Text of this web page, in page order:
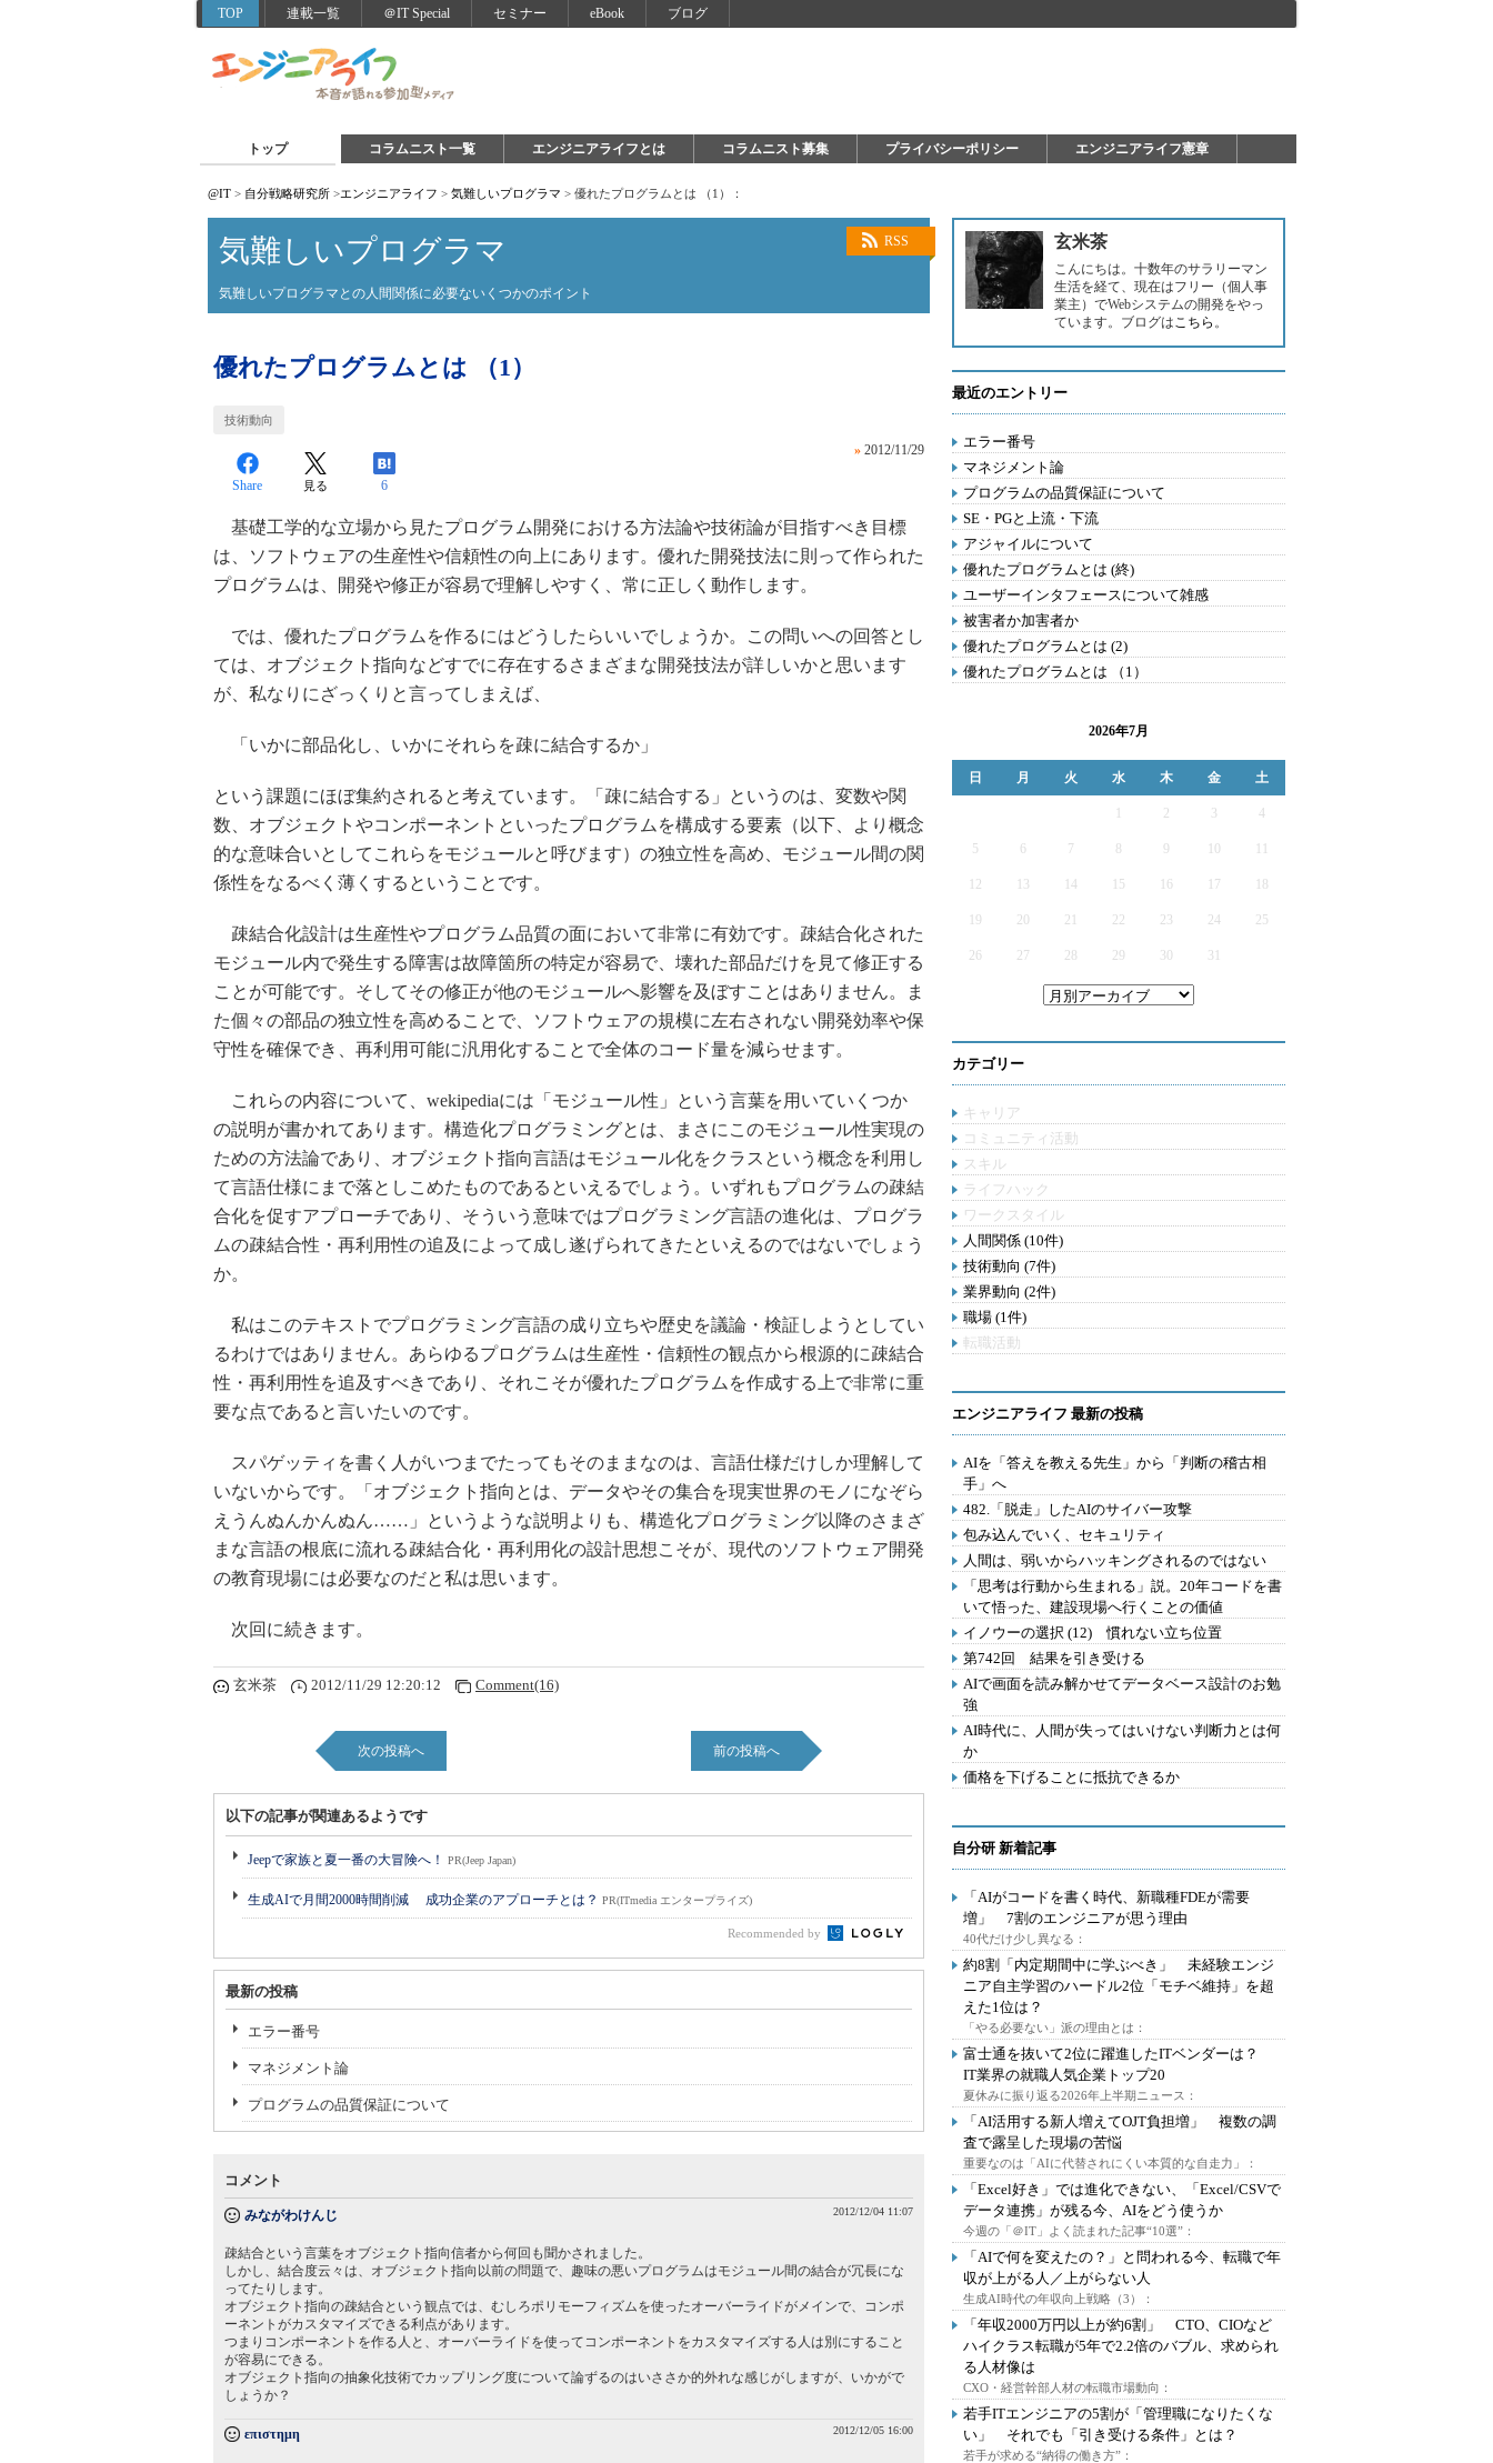
TOP 連載一覧 ＠IT Special セミナー eBook ブログ
トップ コラムニスト一覧 エンジニアライフとは コラムニスト募集 プライバシーポリシー エンジニアライフ憲章
@IT > 自分戦略研究所 >エンジニアライフ > 気難しいプログラマ > 優れたプログラムとは （1）：
RSS
気難しいプログラマ
気難しいプログラマとの人間関係に必要ないくつかのポイント
優れたプログラムとは （1）
技術動向
» 2012/11/29
Share 見る 6
基礎工学的な立場から見たプログラム開発における方法論や技術論が目指すべき目標
は、ソフトウェアの生産性や信頼性の向上にあります。優れた開発技法に則って作られた
プログラムは、開発や修正が容易で理解しやすく、常に正しく動作します。
では、優れたプログラムを作るにはどうしたらいいでしょうか。この問いへの回答とし
ては、オブジェクト指向などすでに存在するさまざまな開発技法が詳しいかと思います
が、私なりにざっくりと言ってしまえば、
「いかに部品化し、いかにそれらを疎に結合するか」
という課題にほぼ集約されると考えています。「疎に結合する」というのは、変数や関
数、オブジェクトやコンポーネントといったプログラムを構成する要素（以下、より概念
的な意味合いとしてこれらをモジュールと呼びます）の独立性を高め、モジュール間の関
係性をなるべく薄くするということです。
疎結合化設計は生産性やプログラム品質の面において非常に有効です。疎結合化された
モジュール内で発生する障害は故障箇所の特定が容易で、壊れた部品だけを見て修正する
ことが可能です。そしてその修正が他のモジュールへ影響を及ぼすことはありません。ま
た個々の部品の独立性を高めることで、ソフトウェアの規模に左右されない開発効率や保
守性を確保でき、再利用可能に汎用化することで全体のコード量を減らせます。
これらの内容について、wekipediaには「モジュール性」という言葉を用いていくつか
の説明が書かれてあります。構造化プログラミングとは、まさにこのモジュール性実現の
ための方法論であり、オブジェクト指向言語はモジュール化をクラスという概念を利用し
て言語仕様にまで落としこめたものであるといえるでしょう。いずれもプログラムの疎結
合化を促すアプローチであり、そういう意味ではプログラミング言語の進化は、プログラ
ムの疎結合性・再利用性の追及によって成し遂げられてきたといえるのではないでしょう
か。
私はこのテキストでプログラミング言語の成り立ちや歴史を議論・検証しようとしてい
るわけではありません。あらゆるプログラムは生産性・信頼性の観点から根源的に疎結合
性・再利用性を追及すべきであり、それこそが優れたプログラムを作成する上で非常に重
要な点であると言いたいのです。
スパゲッティを書く人がいつまでたってもそのままなのは、言語仕様だけしか理解して
いないからです。「オブジェクト指向とは、データやその集合を現実世界のモノになぞら
えうんぬんかんぬん……」というような説明よりも、構造化プログラミング以降のさまざ
まな言語の根底に流れる疎結合化・再利用化の設計思想こそが、現代のソフトウェア開発
の教育現場には必要なのだと私は思います。
次回に続きます。
玄米茶 2012/11/29 12:20:12 Comment(16)
次の投稿へ 前の投稿へ
以下の記事が関連あるようです
Jeepで家族と夏一番の大冒険へ！ PR(Jeep Japan)
生成AIで月間2000時間削減 成功企業のアプローチとは？ PR(ITmedia エンタープライズ)
Recommended by
最新の投稿
エラー番号
マネジメント論
プログラムの品質保証について
コメント
みながわけんじ 2012/12/04 11:07
疎結合という言葉をオブジェクト指向信者から何回も聞かされました。
しかし、結合度云々は、オブジェクト指向以前の問題で、趣味の悪いプログラムはモジュール間の結合が冗長にな
ってたりします。
オブジェクト指向の疎結合という観点では、むしろポリモーフィズムを使ったオーバーライドがメインで、コンポ
ーネントがカスタマイズできる利点があります。
つまりコンポーネントを作る人と、オーバーライドを使ってコンポーネントをカスタマイズする人は別にすること
が容易にできる。
オブジェクト指向の抽象化技術でカップリング度について論ずるのはいささか的外れな感じがしますが、いかがで
しょうか？
επιστημη 2012/12/05 16:00
玄米茶
こんにちは。十数年のサラリーマン
生活を経て、現在はフリー（個人事
業主）でWebシステムの開発をやっ
ています。ブログはこちら 。
最近のエントリー
エラー番号
マネジメント論
プログラムの品質保証について
SE・PGと上流・下流
アジャイルについて
優れたプログラムとは (終)
ユーザーインタフェースについて雑感
被害者か加害者か
優れたプログラムとは (2)
優れたプログラムとは （1）
2026年7月
日 月 火 水 木 金 土
2 3 4
5 6 7 9
12 13 14 15 16 17
19 20 21 22 23 24 25
26 27 28 29 30 31
カテゴリー
キャリア
コミュニティ活動
スキル
ライフハック
ワークスタイル
人間関係 (10件)
技術動向 (7件)
業界動向 (2件)
職場 (1件)
転職活動
エンジニアライフ 最新の投稿
AIを「答えを教える先生」から「判断の稽古相
手」へ
482.「脱走」したAIのサイバー攻撃
包み込んでいく、セキュリティ
人間は、弱いからハッキングされるのではない
「思考は行動から生まれる」説。20年コードを書
いて悟った、建設現場へ行くことの価値
イノウーの選択 (12) 慣れない立ち位置
第742回 結果を引き受ける
AIで画面を読み解かせてデータベース設計のお勉
強
AI時代に、人間が失ってはいけない判断力とは何
か
価格を下げることに抵抗できるか
自分研 新着記事
「AIがコードを書く時代、新職種FDEが需要
増」 7割のエンジニアが思う理由
40代だけ少し異なる：
約8割「内定期間中に学ぶべき」 未経験エンジ
ニア自主学習のハードル2位「モチベ維持」を超
えた1位は？
「やる必要ない」派の理由とは：
富士通を抜いて2位に躍進したITベンダーは？
IT業界の就職人気企業トップ20
夏休みに振り返る2026年上半期ニュース：
「AI活用する新人増えてOJT負担増」 複数の調
査で露呈した現場の苦悩
重要なのは「AIに代替されにくい本質的な自走力」：
「Excel好き」では進化できない、「Excel/CSVで
データ連携」が残る今、AIをどう使うか
今週の「＠IT」よく読まれた記事“10選”：
「AIで何を変えたの？」と問われる今、転職で年
収が上がる人／上がらない人
生成AI時代の年収向上戦略（3）：
「年収2000万円以上が約6割」 CTO、CIOなど
ハイクラス転職が5年で2.2倍のバブル、求められ
る人材像は
CXO・経営幹部人材の転職市場動向：
若手ITエンジニアの5割が「管理職になりたくな
い」 それでも「引き受ける条件」とは？
若手が求める“納得の働き方”：